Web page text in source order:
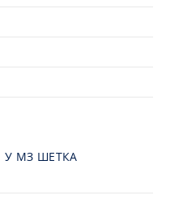
У МЗ ШЕТКА